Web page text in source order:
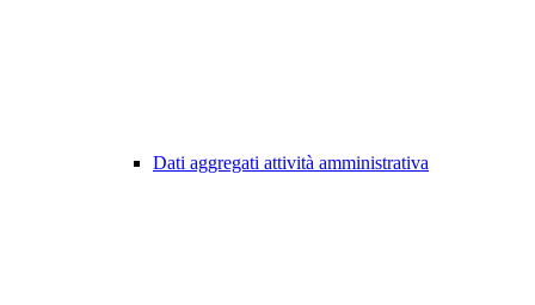
Dati aggregati attività amministrativa